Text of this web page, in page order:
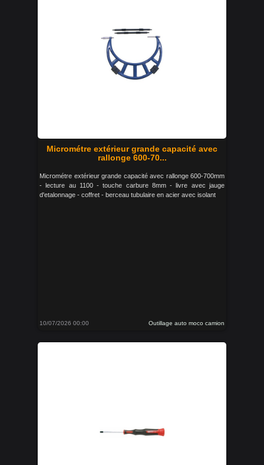
Micrométre extérieur grande capacité avec
rallonge 600-70...
Micrométre extérieur grande capacité avec rallonge 600-700mm
- lecture au 1100 - touche carbure 8mm - livre avec jauge
d'etalonnage - coffret - berceau tubulaire en acier avec isolant
10/07/2026 00:00 Outillage auto moco camion